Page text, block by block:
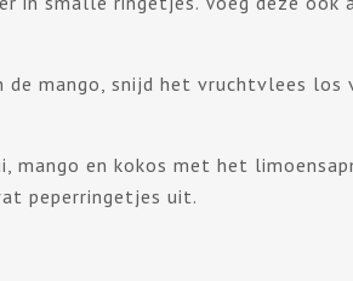
de mango, snijd het vruchtvlees los
mango en kokos met het
peperringetjes uit.